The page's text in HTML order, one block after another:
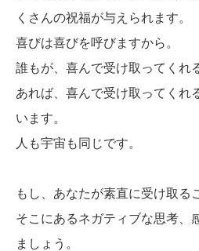
くさんの祝福が与えられます。
喜びは喜びを呼びますから。
誰もが、喜んで受け取ってくれ
あれば、喜んで受け取ってくれ
います。
人も宇宙も同じです。
もし、あなたが素直に受け取る
そこにあるネガティブな思考、
ましょう。